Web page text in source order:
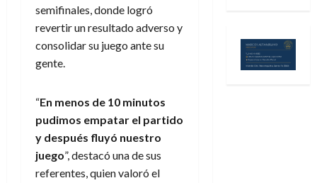
semifinales, donde logró
revertir un resultado adverso y
consolidar su juego ante su
gente.
“En menos de 10 minutos
pudimos empatar el partido
y después fluyó nuestro
juego”, destacó una de sus
referentes, quien valoró el